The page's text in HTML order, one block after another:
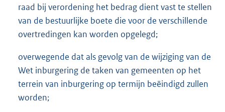
raad bij verordening het bedrag dient vast te stellen
van de bestuurlijke boete die voor de verschillende
overtredingen kan worden opgelegd;
overwegende dat als gevolg van de wijziging van de
Wet inburgering de taken van gemeenten op het
terrein van inburgering op termijn beëindigd zullen
worden;